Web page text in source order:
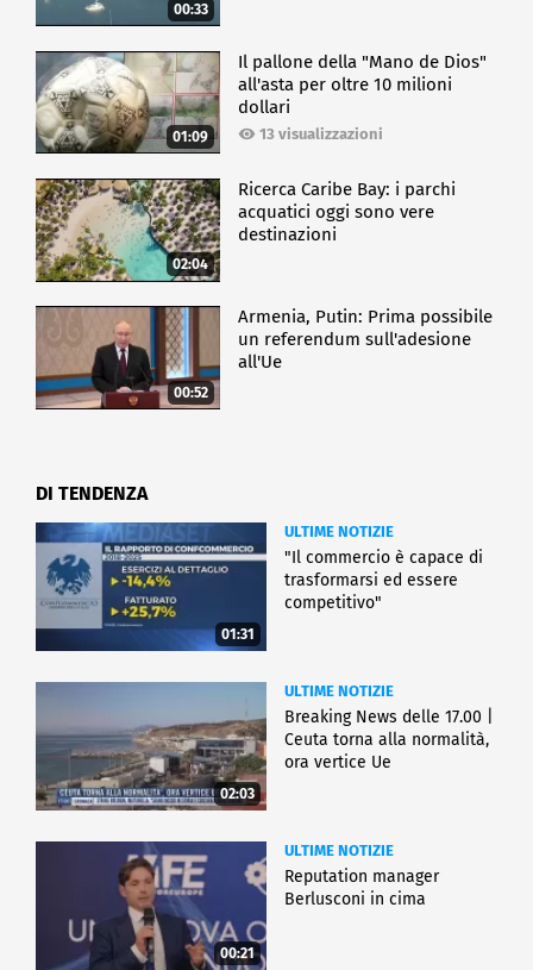
00:33
01:09
Il pallone della "Mano de Dios"
all'asta per oltre 10 milioni
dollari
13 visualizzazioni
02:04
Ricerca Caribe Bay: i parchi
acquatici oggi sono vere
destinazioni
00:52
Armenia, Putin: Prima possibile
un referendum sull'adesione
all'Ue
DI TENDENZA
01:31
ULTIME NOTIZIE
"Il commercio è capace di
trasformarsi ed essere
competitivo"
02:03
ULTIME NOTIZIE
Breaking News delle 17.00 |
Ceuta torna alla normalità,
ora vertice Ue
00:21
ULTIME NOTIZIE
Reputation manager
Berlusconi in cima